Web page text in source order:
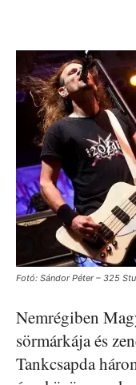
Fotó: Sándor Péter – 325
Nemrégiben
sörmárkája és
Tankcsapda